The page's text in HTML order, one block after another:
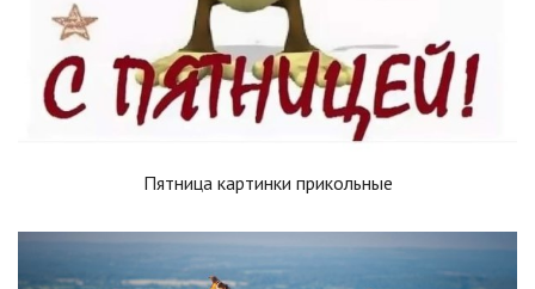
Пятница картинки прикольные